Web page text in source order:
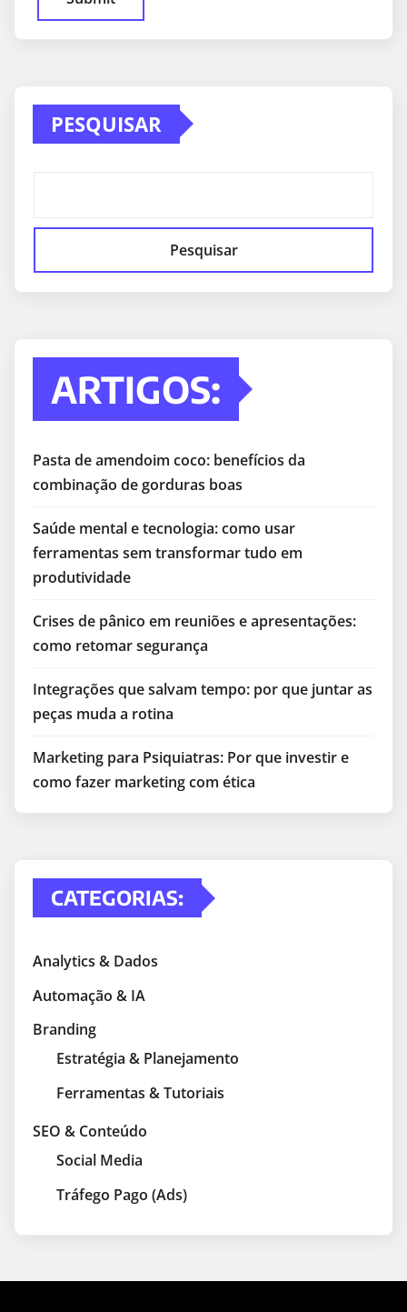
PESQUISAR
Pesquisar
ARTIGOS:
Pasta de amendoim coco: benefícios da
combinação de gorduras boas
Saúde mental e tecnologia: como usar
ferramentas sem transformar tudo em
produtividade
Crises de pânico em reuniões e apresentações:
como retomar segurança
Integrações que salvam tempo: por que juntar as
peças muda a rotina
Marketing para Psiquiatras: Por que investir e
como fazer marketing com ética
CATEGORIAS:
Analytics & Dados
Automação & IA
Branding
Estratégia & Planejamento
Ferramentas & Tutoriais
SEO & Conteúdo
Social Media
Tráfego Pago (Ads)